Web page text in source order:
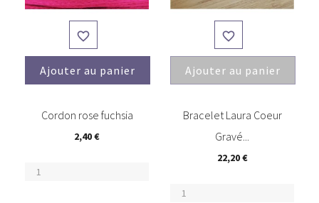

Ajouter au panier
Cordon rose fuchsia
2,40 €

Ajouter au panier
Bracelet Laura Coeur
Gravé...
22,20 €